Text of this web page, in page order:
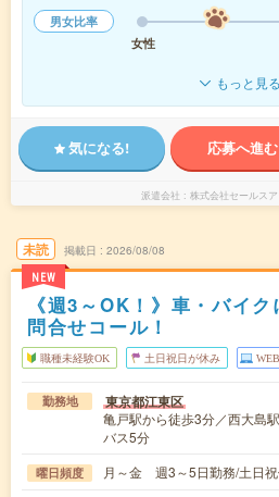
男女比率
女性
もっと見る
気になる! 応募へ進む
派遣会社 株式会社セールス
未読
NEW
掲載日 2026/08/08
《週3～OK！》車・バイ
問合せコール！
職種未経験OK 土日祝日が休み
勤務地 東京都江東区
亀戸駅から徒歩3分／西大島
バス5分
曜日頻度 月～金 週3～5日勤務/土日